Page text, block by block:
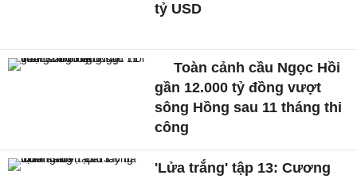
tỷ USD
Toàn cảnh cầu Ngọc Hồi
gần 12.000 tỷ đồng vượt
sông Hồng sau 11 tháng thi
công
'Lửa trắng' tập 13: Cương